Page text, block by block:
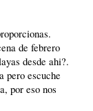
de febrero
desde ahi?.
pero escuche
por eso nos